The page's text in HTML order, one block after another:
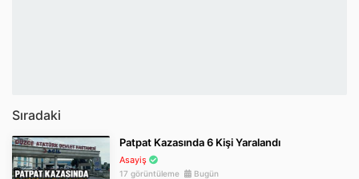
Sıradaki
Patpat Kazasında 6 Kişi Yaralandı
Asayiş
17 görüntüleme Bugün